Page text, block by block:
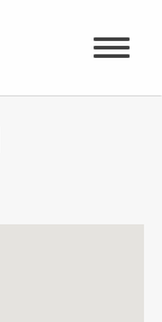
Toggle